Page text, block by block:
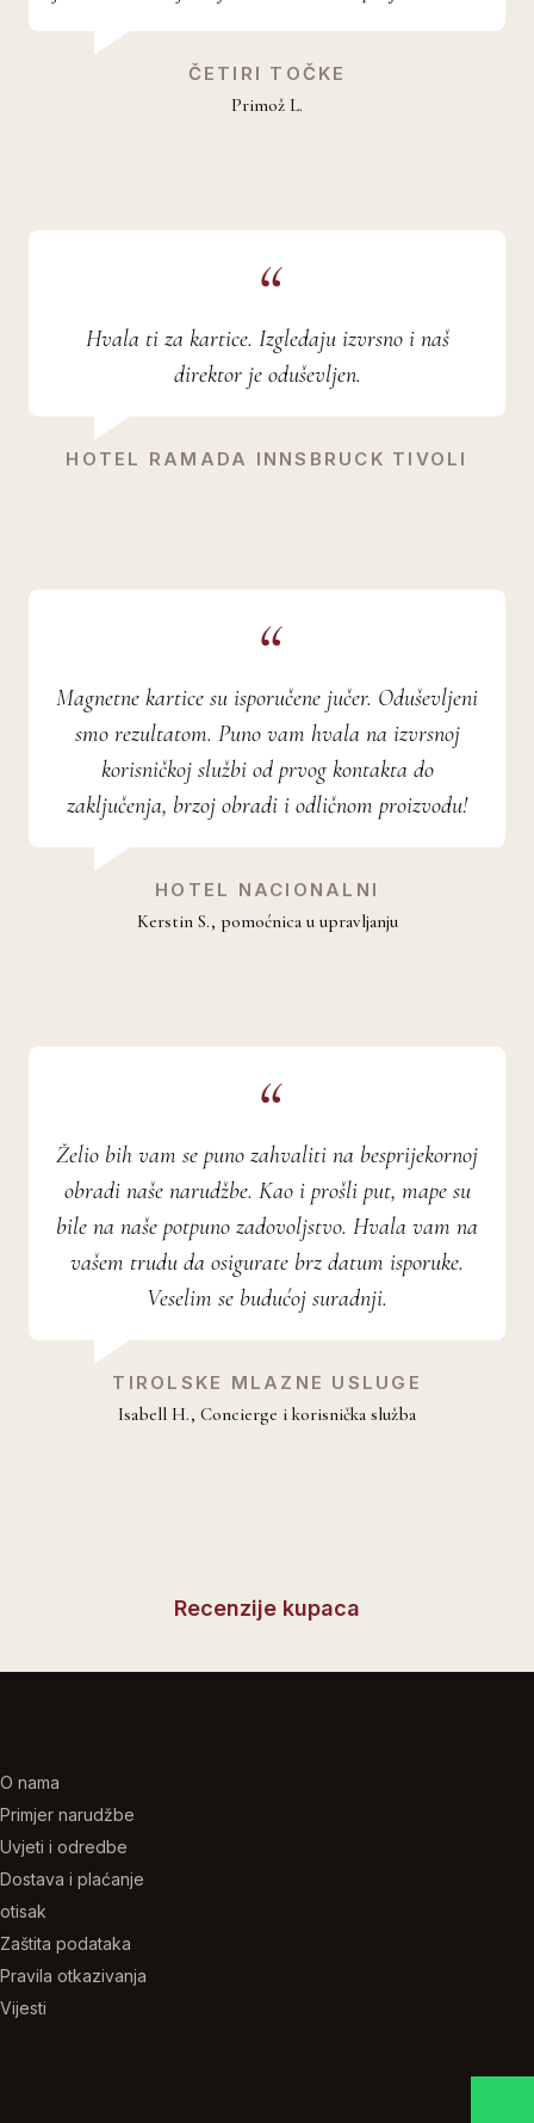
ČETIRI TOČKE
Primož L.
Hvala ti za kartice. Izgledaju izvrsno i naš
direktor je oduševljen.
HOTEL RAMADA INNSBRUCK TIVOLI
Magnetne kartice su isporučene jučer. Oduševljeni
smo rezultatom. Puno vam hvala na izvrsnoj
korisničkoj službi od prvog kontakta do
zaključenja, brzoj obradi i odličnom proizvodu!
HOTEL NACIONALNI
Kerstin S., pomoćnica u upravljanju
Želio bih vam se puno zahvaliti na besprijekornoj
obradi naše narudžbe. Kao i prošli put, mape su
bile na naše potpuno zadovoljstvo. Hvala vam na
vašem trudu da osigurate brz datum isporuke.
Veselim se budućoj suradnji.
TIROLSKE MLAZNE USLUGE
Isabell H., Concierge i korisnička služba
Recenzije kupaca
O nama
Primjer narudžbe
Uvjeti i odredbe
Dostava i plaćanje
otisak
Zaštita podataka
Pravila otkazivanja
Vijesti